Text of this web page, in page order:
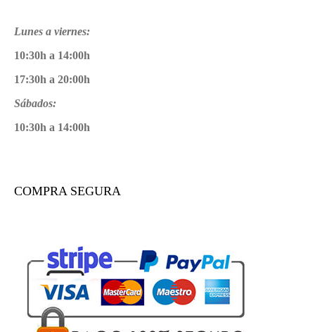
Lunes a viernes:
10:30h a 14:00h
17:30h a 20:00h
Sábados:
10:30h a 14:00h
COMPRA SEGURA